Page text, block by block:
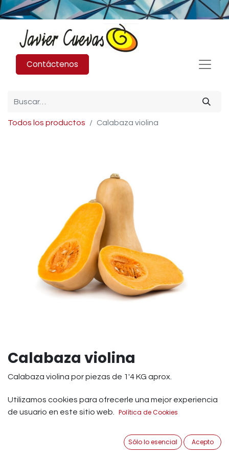
Contáctenos
Todos los productos Calabaza violina
Calabaza violina
Calabaza violina por piezas de 1'4 KG aprox.
2,99€ IVA Incluido
Añadir a Carrito
Utilizamos cookies para ofrecerle una mejor experiencia
de usuario en este sitio web. Política de Cookies
Sólo lo esencial Acepto